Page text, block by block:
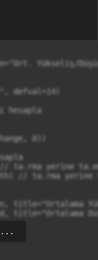
Yükseliş/
defval=14)
hesapla
0))
ta.rma yerine
// ta.rma yerine
title="Ortalama
title="Ortalama